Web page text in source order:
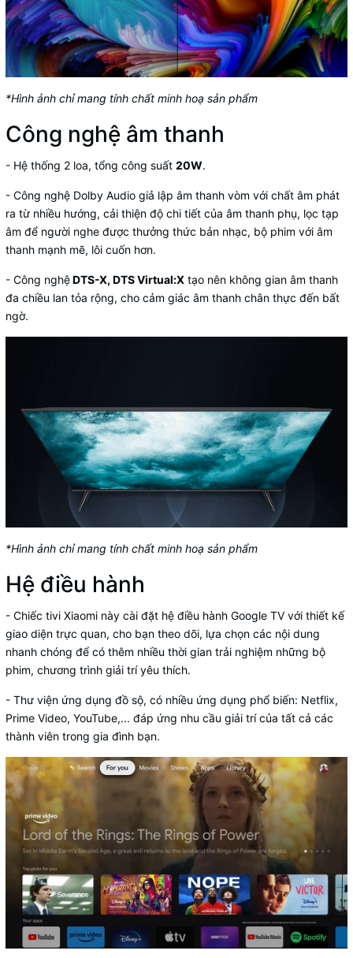
*Hình ảnh chỉ mang tính chất minh hoạ sản phẩm
Công nghệ âm thanh
- Hệ thống 2 loa, tổng công suất 20W.
- Công nghệ Dolby Audio giả lập âm thanh vòm với chất âm phát
ra từ nhiều hướng, cải thiện độ chi tiết của âm thanh phụ, lọc tạp
âm để người nghe được thưởng thức bản nhạc, bộ phim với âm
thanh mạnh mẽ, lôi cuốn hơn.
- Công nghệDTS-X, DTS Virtual:X tạo nên không gian âm thanh
đa chiều lan tỏa rộng, cho cảm giác âm thanh chân thực đến bất
ngờ.
*Hình ảnh chỉ mang tính chất minh hoạ sản phẩm
Hệ điều hành
- Chiếc tivi Xiaomi này cài đặt hệ điều hành Google TV với thiết kế
giao diện trực quan, cho bạn theo dõi, lựa chọn các nội dung
nhanh chóng để có thêm nhiều thời gian trải nghiệm những bộ
phim, chương trình giải trí yêu thích.
- Thư viện ứng dụng đồ sộ, có nhiều ứng dụng phổ biến: Netflix,
Prime Video, YouTube,... đáp ứng nhu cầu giải trí của tất cả các
thành viên trong gia đình bạn.